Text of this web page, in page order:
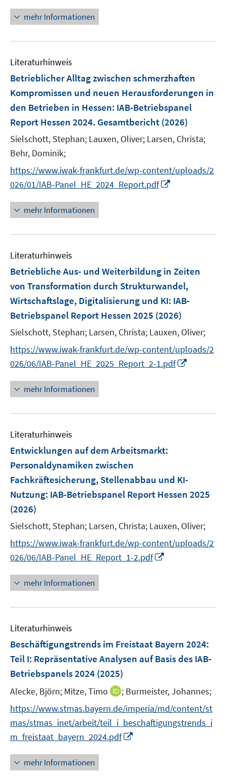
n
e
u
m
F
n
s
t
e
ö
f
f
e
n
mehr Informationen
Literaturhinweis
Betrieblicher Alltag zwischen schmerzhaften
Kompromissen und neuen Herausforderungen in
den Betrieben in Hessen: IAB-Betriebspanel
Report Hessen 2024. Gesamtbericht (2026)
Sielschott, Stephan; Lauxen, Oliver; Larsen, Christa;
Behr, Dominik;
https://www.iwak-frankfurt.de/wp-content/uploads/2
026/01/IAB-Panel_HE_2024_Report.pdf
u
F
n
s
t
e
ö
f
n
mehr Informationen
Literaturhinweis
Betriebliche Aus- und Weiterbildung in Zeiten
von Transformation durch Strukturwandel,
Wirtschaftslage, Digitalisierung und KI: IAB-
Betriebspanel Report Hessen 2025 (2026)
Sielschott, Stephan; Larsen, Christa; Lauxen, Oliver;
https://www.iwak-frankfurt.de/wp-content/uploads/2
026/06/IAB-Panel_HE_2025_Report_2-1.pdf
u
s
t
r
ö
f
mehr Informationen
Literaturhinweis
Entwicklungen auf dem Arbeitsmarkt:
Personaldynamiken zwischen
Fachkräftesicherung, Stellenabbau und KI-
Nutzung: IAB-Betriebspanel Report Hessen 2025
(2026)
Sielschott, Stephan; Larsen, Christa; Lauxen, Oliver;
https://www.iwak-frankfurt.de/wp-content/uploads/2
026/06/IAB-Panel_HE_Report_1-2.pdf
u
F
e
n
t
r
ö
mehr Informationen
Literaturhinweis
Beschäftigungstrends im Freistaat Bayern 2024:
Teil I: Repräsentative Analysen auf Basis des IAB-
Betriebspanels 2024 (2025)
Alecke, Björn; Mitze, Timo
I
n
n
e
u
; Burmeister, Johannes;
https://www.stmas.bayern.de/imperia/md/content/st
mas/stmas_inet/arbeit/teil_i_beschaftigungstrends_i
m_freistaat_bayern_2024.pdf
mehr Informationen